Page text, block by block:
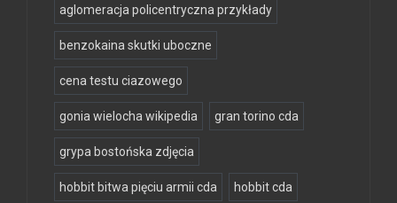
aglomeracja policentryczna przykłady
benzokaina skutki uboczne
cena testu ciazowego
gonia wielocha wikipedia gran torino cda
grypa bostońska zdjęcia
hobbit bitwa pięciu armii cda hobbit cda